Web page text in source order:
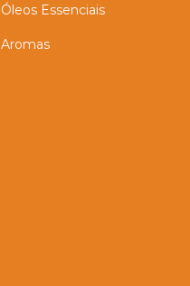
Óleos Essenciais
Aromas